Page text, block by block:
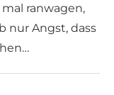
ranwagen,
nur Angst, dass